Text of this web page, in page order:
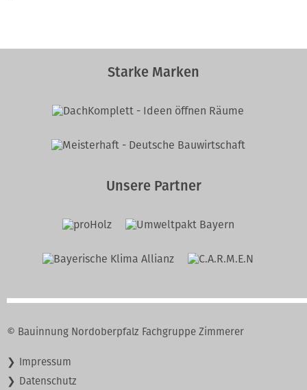
Starke Marken
Unsere Partner
© Bauinnung Nordoberpfalz Fachgruppe Zimmerer
Navigation
überspringen
Impressum
Datenschutz